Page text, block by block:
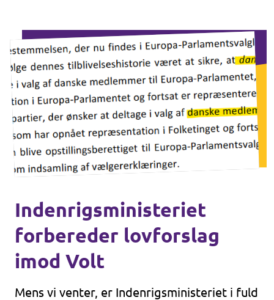
Indenrigsministeriet
forbereder lovforslag
imod Volt
Mens vi venter, er Indenrigsministeriet i fuld